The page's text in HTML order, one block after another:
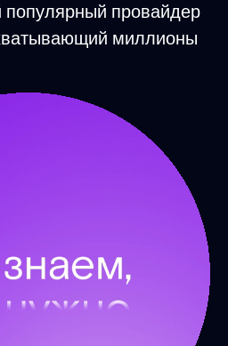
провайдер
миллионы